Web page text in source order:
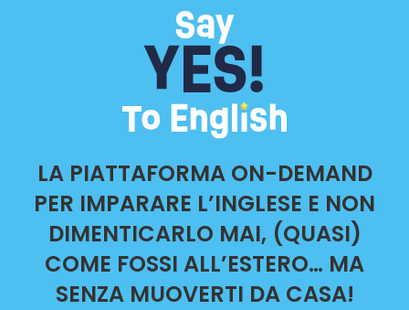
LA PIATTAFORMA ON-DEMAND
PER IMPARARE L’INGLESE E NON
DIMENTICARLO MAI, (QUASI)
COME FOSSI ALL’ESTERO… MA
SENZA MUOVERTI DA CASA!